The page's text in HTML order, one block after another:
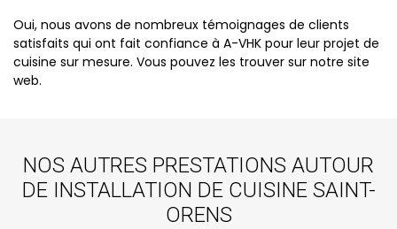
Oui, nous avons de nombreux témoignages de clients
satisfaits qui ont fait confiance à A-VHK pour leur projet de
cuisine sur mesure. Vous pouvez les trouver sur notre site
web.
NOS AUTRES PRESTATIONS AUTOUR
DE INSTALLATION DE CUISINE SAINT-
ORENS